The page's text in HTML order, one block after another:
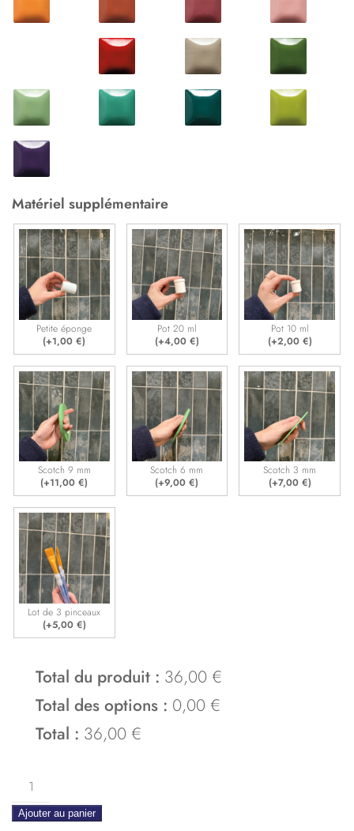
Matériel supplémentaire
Petite éponge
(+1,00€)
Pot 20 ml
(+4,00 €)
Pot 10 ml
(+2,00 €)
Scotch 9 mm
(+11,00€)
Scotch 6 mm
(+9,00€)
Scotch 3 mm
(+7,00 €)
Lot de 3 pinceaux
(+5,00 €)
Total du produit : 36,00 €
Total des options : 0,00 €
Total : 36,00 €
quantite
de
Beurrier
Ajouter au panier